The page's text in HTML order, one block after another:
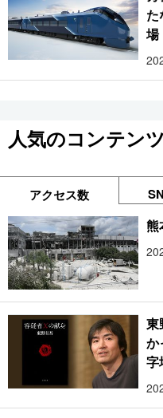
た
場
人気のコンテンツ
アクセス数
熊
東
か
字